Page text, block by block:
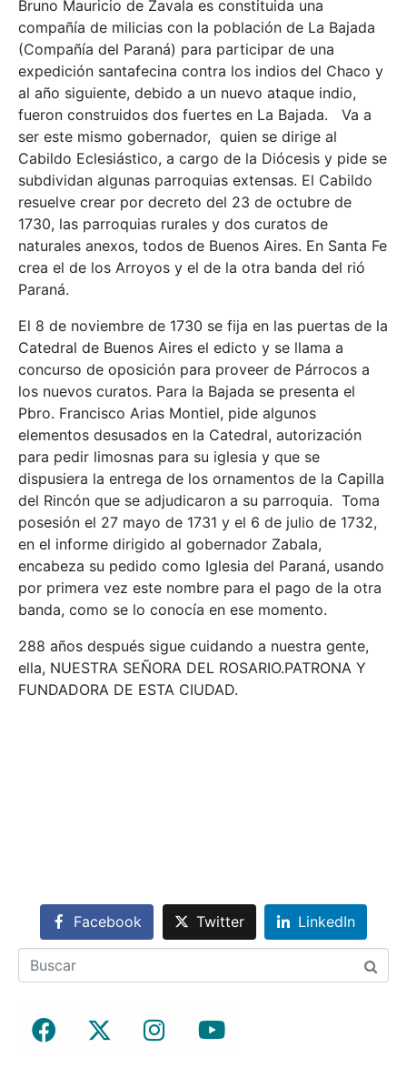
Bruno Mauricio de Zavala es constituida una
compañía de milicias con la población de La Bajada
(Compañía del Paraná) para participar de una
expedición santafecina contra los indios del Chaco y
al año siguiente, debido a un nuevo ataque indio,
fueron construidos dos fuertes en La Bajada. Va a
ser este mismo gobernador, quien se dirige al
Cabildo Eclesiástico, a cargo de la Diócesis y pide se
subdividan algunas parroquias extensas. El Cabildo
resuelve crear por decreto del 23 de octubre de
1730, las parroquias rurales y dos curatos de
naturales anexos, todos de Buenos Aires. En Santa Fe
crea el de los Arroyos y el de la otra banda del rió
Paraná.
El 8 de noviembre de 1730 se fija en las puertas de la
Catedral de Buenos Aires el edicto y se llama a
concurso de oposición para proveer de Párrocos a
los nuevos curatos. Para la Bajada se presenta el
Pbro. Francisco Arias Montiel, pide algunos
elementos desusados en la Catedral, autorización
para pedir limosnas para su iglesia y que se
dispusiera la entrega de los ornamentos de la Capilla
del Rincón que se adjudicaron a su parroquia. Toma
posesión el 27 mayo de 1731 y el 6 de julio de 1732,
en el informe dirigido al gobernador Zabala,
encabeza su pedido como Iglesia del Paraná, usando
por primera vez este nombre para el pago de la otra
banda, como se lo conocía en ese momento.
288 años después sigue cuidando a nuestra gente,
ella, NUESTRA SEÑORA DEL ROSARIO.PATRONA Y
FUNDADORA DE ESTA CIUDAD.
Facebook Twitter LinkedIn